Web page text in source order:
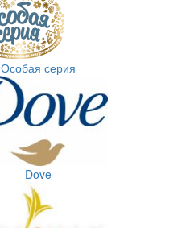
Особая серия
Dove